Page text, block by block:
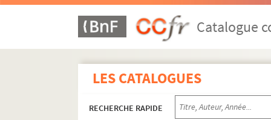
Catalogue
LES CATALOGUES
RECHERCHE RAPIDE